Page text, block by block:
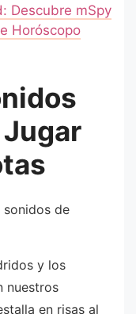
Descubre mSpy
Horóscopo
Jugar
sonidos de
y los
nuestros
en risas al